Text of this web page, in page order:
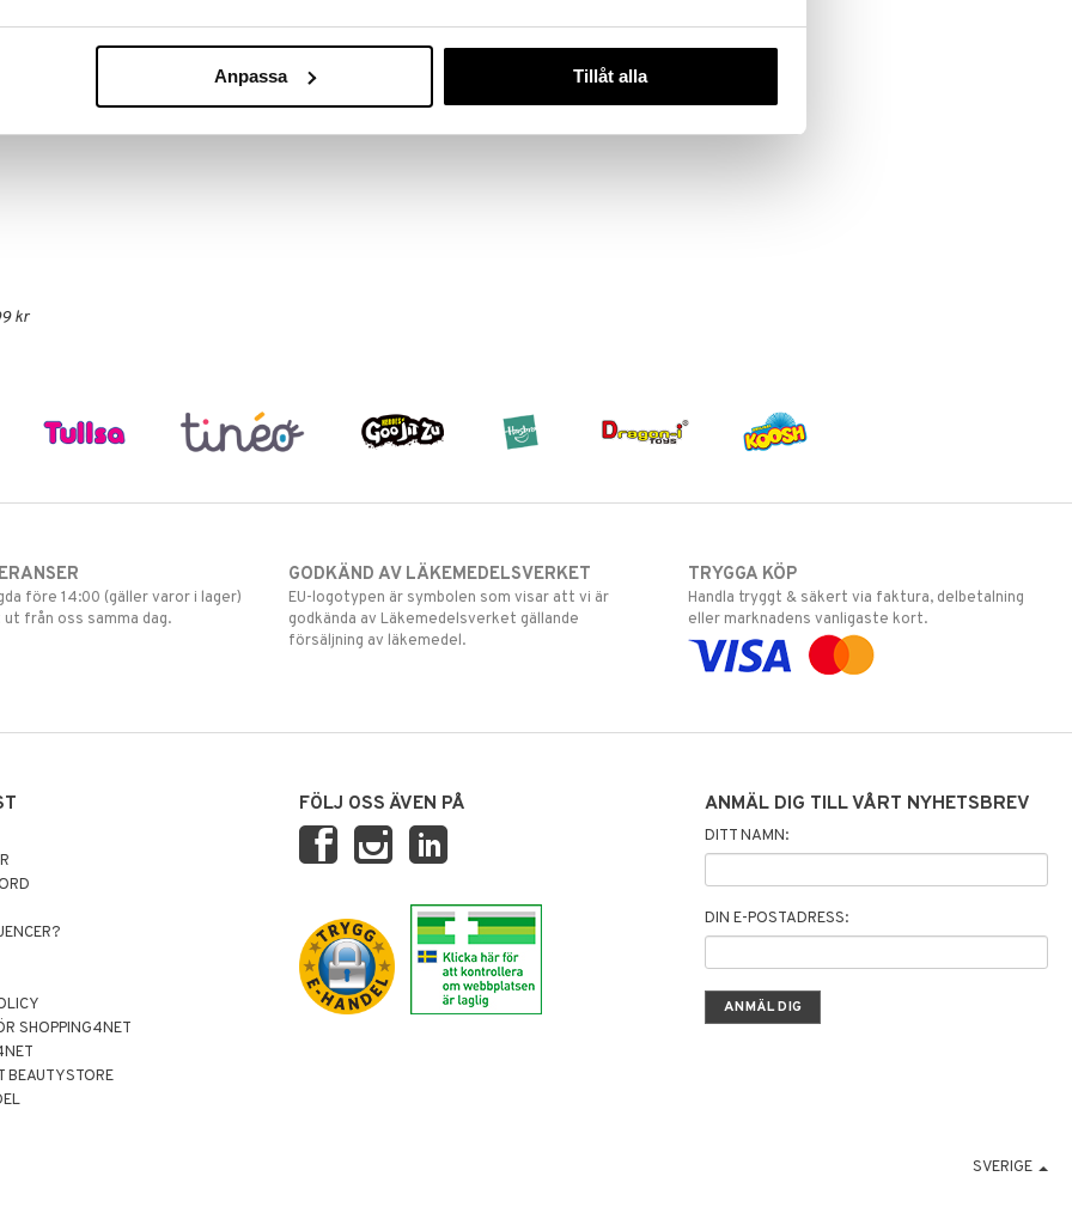
Anpassa Tillåt alla
kr
före 14:00 (gäller varor i lager)
från oss samma dag.
GODKÄND AV LÄKEMEDELSVERKET
EU-logotypen är symbolen som visar att vi är
godkända av Läkemedelsverket gällande
försäljning av läkemedel.
TRYGGA KÖP
Handla tryggt & säkert via faktura, delbetalning
eller marknadens vanligaste kort.
SHOPPING4NET
BEAUTYSTORE
FÖLJ OSS ÄVEN PÅ ANMÄL DIG TILL VÅRT NYHETSBREV
DITT NAMN:
DIN E-POSTADRESS:
SVERIGE